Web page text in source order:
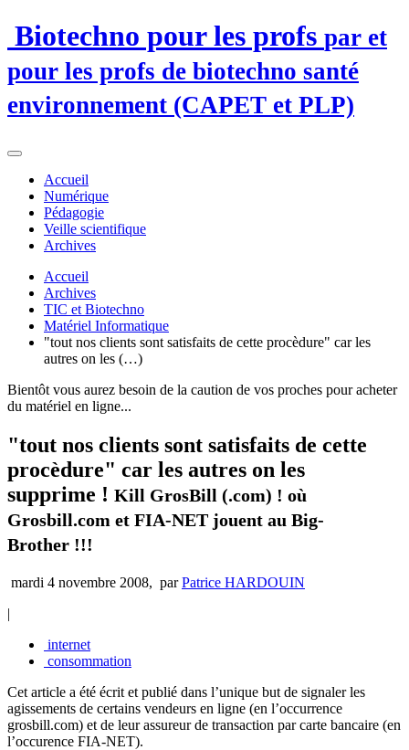
Biotechno pour les profs par et
pour les profs de biotechno santé
environnement (CAPET et PLP)
Accueil
Numérique
Pédagogie
Veille scientifique
Archives
Accueil
Archives
TIC et Biotechno
Matériel Informatique
"tout nos clients sont satisfaits de cette procèdure" car les
autres on les (…)
Bientôt vous aurez besoin de la caution de vos proches pour acheter
du matériel en ligne...
"tout nos clients sont satisfaits de cette
procèdure" car les autres on les
supprime ! Kill GrosBill (.com) ! où
Grosbill.com et FIA-NET jouent au Big-
Brother !!!
mardi 4 novembre 2008, parPatrice HARDOUIN
|
internet
consommation
Cet article a été écrit et publié dans l’unique but de signaler les
agissements de certains vendeurs en ligne (en l’occurrence
grosbill.com) et de leur assureur de transaction par carte bancaire (en
l’occurence FIA-NET).